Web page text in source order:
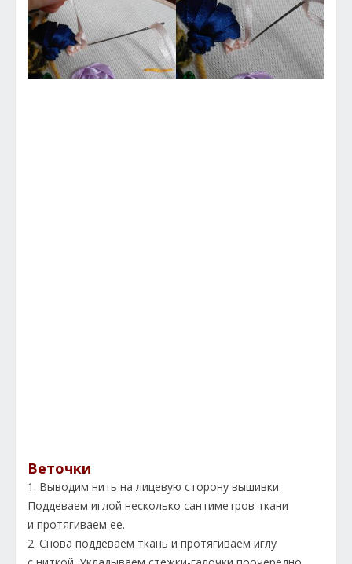
Веточки
1. Выводим нить на лицевую сторону вышивки.
Поддеваем иглой несколько сантиметров ткани
и протягиваем ее.
2. Снова поддеваем ткань и протягиваем иглу